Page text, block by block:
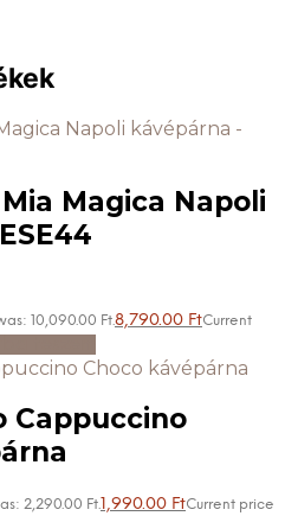
Magica Napoli
10,090.00 Ft.8,790.00 FtCurrent
Cappuccino
2,290.00 Ft.1,990.00 FtCurrent price